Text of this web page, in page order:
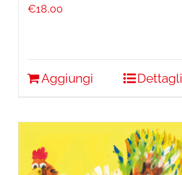
€18,00
Aggiungi Dettagli